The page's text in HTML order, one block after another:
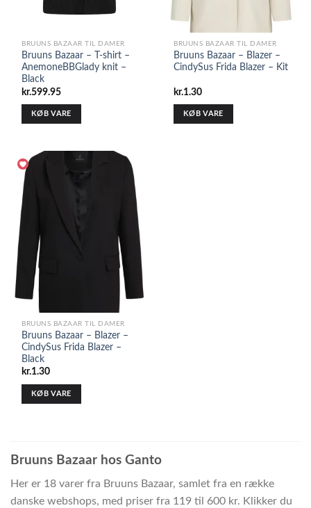
BRUUNS BAZAAR TIL DAMER
Bruuns Bazaar – T-shirt –
AnemoneBBGlady knit –
Black
kr.599.95
KØB VARE
BRUUNS BAZAAR TIL DAMER
Bruuns Bazaar – Blazer –
CindySus Frida Blazer – Kit
kr.1.30
KØB VARE
BRUUNS BAZAAR TIL DAMER
Bruuns Bazaar – Blazer –
CindySus Frida Blazer –
Black
kr.1.30
KØB VARE
Bruuns Bazaar hos Ganto
Her er 18 varer fra Bruuns Bazaar, samlet fra en række
danske webshops, med priser fra 119 til 600 kr. Klikker du